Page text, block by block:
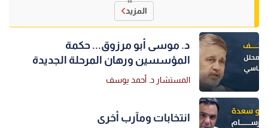
المزيد
د. موسى أبو مرزوق... حكمة
المؤسسين ورهان المرحلة الجديدة
المستشار د. أحمد يوسف
انتخابات ومآرب أخرى